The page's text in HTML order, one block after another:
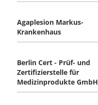
Agaplesion Markus-
Krankenhaus
Berlin Cert - Prüf- und
Zertifizierstelle für
Medizinprodukte GmbH